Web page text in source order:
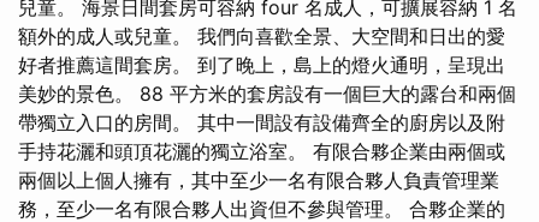
兒童。 海景日間套房可容納 four 名成人，可擴展容納 1 名
額外的成人或兒童。 我們向喜歡全景、大空間和日出的愛
好者推薦這間套房。 到了晚上，島上的燈火通明，呈現出
美妙的景色。 88 平方米的套房設有一個巨大的露台和兩個
帶獨立入口的房間。 其中一間設有設備齊全的廚房以及附
手持花灑和頭頂花灑的獨立浴室。 有限合夥企業由兩個或
兩個以上個人擁有，其中至少一名有限合夥人負責管理業
務，至少一名有限合夥人出資但不參與管理。 合夥企業的